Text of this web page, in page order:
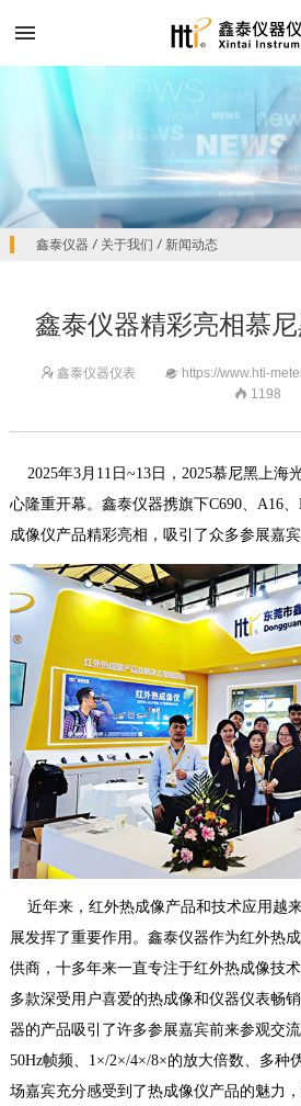
产品中心
服务支持
关于我们
联系我们
鑫泰仪器 / 关于我们 / 新闻动态
鑫泰仪器精彩亮相慕
 鑫泰仪器仪表  https://www.hti-
 1198
2025年3月11日~13日，2025慕尼黑上海
心隆重开幕。鑫泰仪器携旗下C690、A16
成像仪产品精彩亮相，吸引了众多参展嘉宾
近年来，红外热成像产品和技术应用越
展发挥了重要作用。鑫泰仪器作为红外热
供商，十多年来一直专注于红外热成像技
多款深受用户喜爱的热成像和仪器仪表畅销
器的产品吸引了许多参展嘉宾前来参观交流
50Hz帧频、1×/2×/4×/8×的放大倍数、多种
场嘉宾充分感受到了热成像仪产品的魅力